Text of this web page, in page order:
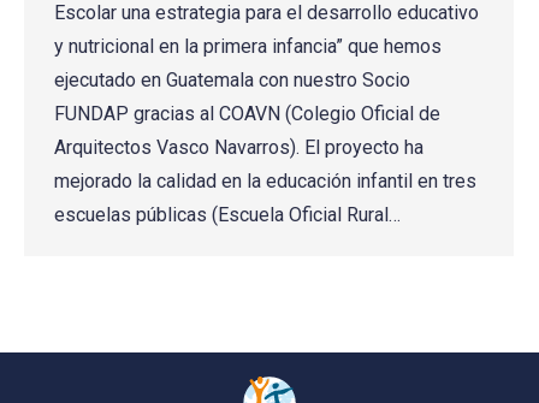
Escolar una estrategia para el desarrollo educativo
y nutricional en la primera infancia” que hemos
ejecutado en Guatemala con nuestro Socio
FUNDAP gracias al COAVN (Colegio Oficial de
Arquitectos Vasco Navarros). El proyecto ha
mejorado la calidad en la educación infantil en tres
escuelas públicas (Escuela Oficial Rural…